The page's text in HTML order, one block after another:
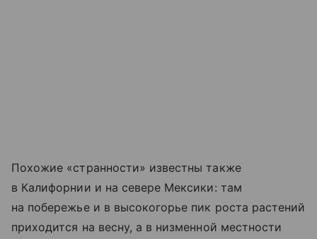
Похожие «странности» известны также
в Калифорнии и на севере Мексики: там
на побережье и в высокогорье пик роста растений
приходится на весну, а в низменной местности